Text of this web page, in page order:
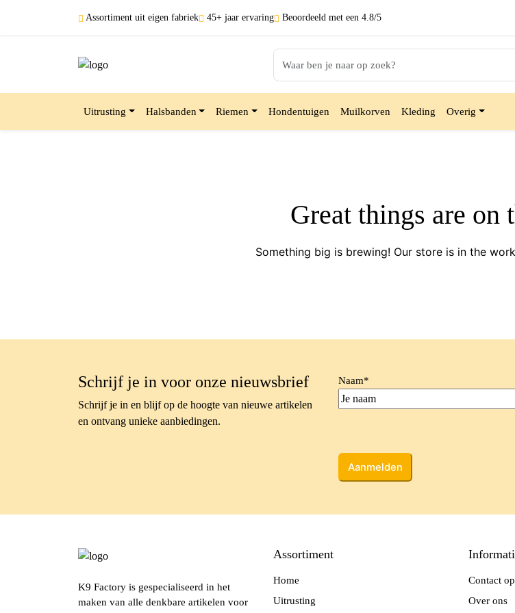
Assortiment uit eigen fabriek 45+ jaar ervaring Beoordeeld met een 4.8/5
Uitrusting Halsbanden Riemen Hondentuigen Muilkorven Kleding Overig
Great things are on
Something big is brewing! Our store is in the
Schrijf je in voor onze nieuwsbrief
Schrijf je in en blijf op de hoogte van nieuwe artikelen
en ontvang unieke aanbiedingen.
Naam*
K9 Factory is gespecialiseerd in het
maken van alle denkbare artikelen voor
Assortiment
Home
Uitrusting
Contact
Over ons